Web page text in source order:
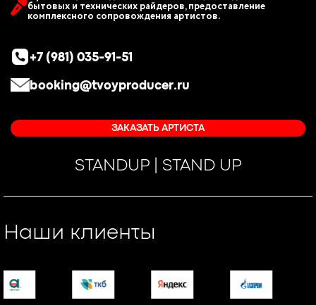
бытовых и технических райдеров, предоставление
комплексного сопровождения артистов.
+7 (981) 035-91-51
booking@tvoyproducer.ru
ЗАКАЗАТЬ АРТИСТА
STANDUP | STAND UP
Наши клиенты